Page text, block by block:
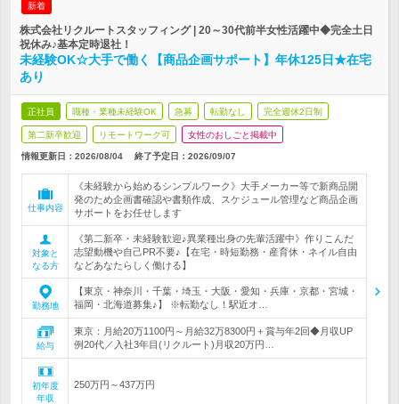
新着
株式会社リクルートスタッフィング | 20～30代前半女性活躍中◆完全土日
祝休み♪基本定時退社！
未経験OK☆大手で働く【商品企画サポート】年休125日★在宅
あり
正社員 職種・業種未経験OK 急募 転勤なし 完全週休2日制
第二新卒歓迎 リモートワーク可 女性のおしごと掲載中
情報更新日：2026/08/04 終了予定日： 2026/09/07
仕事内容
《未経験から始めるシンプルワーク》大手メーカー等で新商品開
発のため企画書確認や書類作成、スケジュール管理など商品企画
サポートをお任せします
対象と
なる方
《第二新卒・未経験歓迎♪異業種出身の先輩活躍中》作りこんだ
志望動機や自己PR不要♪【在宅・時短勤務・産育休・ネイル自由
などあなたらしく働ける】
勤務地
【東京・神奈川・千葉・埼玉・大阪・愛知・兵庫・京都・宮城・
福岡・北海道募集♪】 ※転勤なし！駅近オ…
給与
東京：月給20万1100円～月給32万8300円＋賞与年2回◆月収UP
例20代／入社3年目(リクルート)月収20万円…
初年度
年収
250万円～437万円